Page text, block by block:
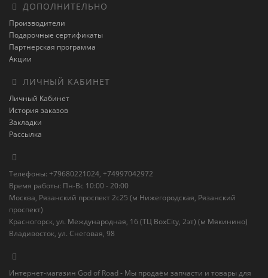
ДОПОЛНИТЕЛЬНО
Производители
Подарочные сертификаты
Партнерская программа
Акции
ЛИЧНЫЙ КАБИНЕТ
Личный Кабинет
История заказов
Закладки
Рассылка
Телефоны: +79680221024, +74997042972
Время работы: Пн-Вс 10:00 - 20:00
Москва, Рязанский проспект 2с25 (м Нижегородская, Рязанский
проспект)
Красногорск, ул. Международная, 16 (ТЦ BoxСity, 2эт) (м Мякинино)
Владивосток, ул. Снеговая, 98
Интернет-магазин God of Road - Мы продаём запчасти и товары для